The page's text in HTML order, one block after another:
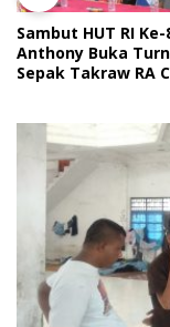
Sambut HUT RI
Anthony Buka
Sepak Takraw RA